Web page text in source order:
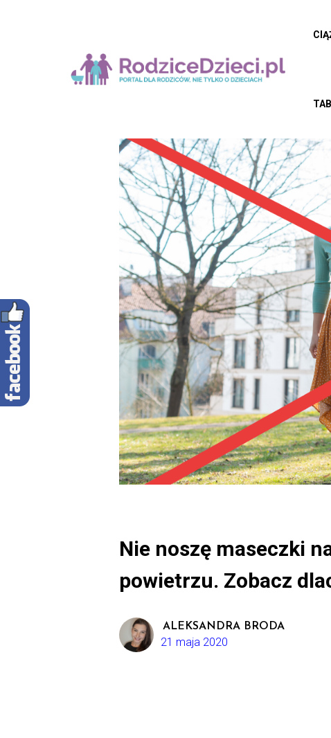
Nie noszę maseczki
powietrzu. Zobacz
ALEKSANDRA BRODA
21 maja 2020